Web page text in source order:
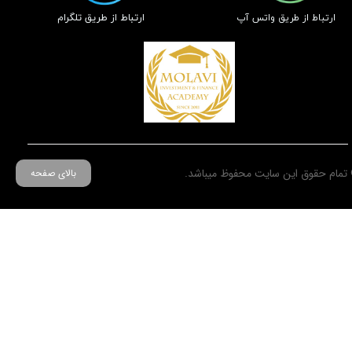
حقوق این سایت محفوظ میباشد. بالای صفحه
​ارتباط از طریق تلگرام ​ارتباط از طریق واتس آپ